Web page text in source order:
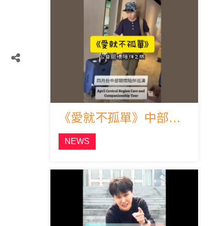
《愛就不孤單》中部公益關懷陪伴巡演啟程！
NEWS